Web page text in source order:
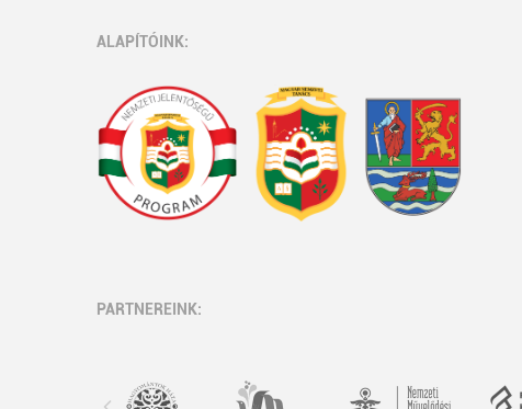
ALAPÍTÓINK:
PARTNEREINK: